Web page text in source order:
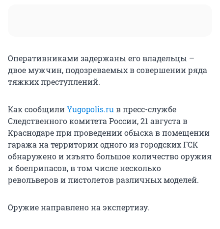
Оперативниками задержаны его владельцы –
двое мужчин, подозреваемых в совершении ряда
тяжких преступлений.
Как сообщилиYugopolis.ru в пресс-службе
Следственного комитета России, 21 августа в
Краснодаре при проведении обыска в помещении
гаража на территории одного из городских ГСК
обнаружено и изъято большое количество оружия
и боеприпасов, в том числе несколько
револьверов и пистолетов различных моделей.
Оружие направлено на экспертизу.